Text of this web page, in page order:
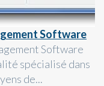
Software
Software
spécialisé dans
de...